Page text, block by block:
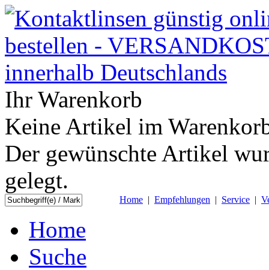
Ihr Warenkorb
Keine Artikel im
Der gewünschte Artikel
gelegt.
Home | Empfehlungen | Service |
Home
Suche